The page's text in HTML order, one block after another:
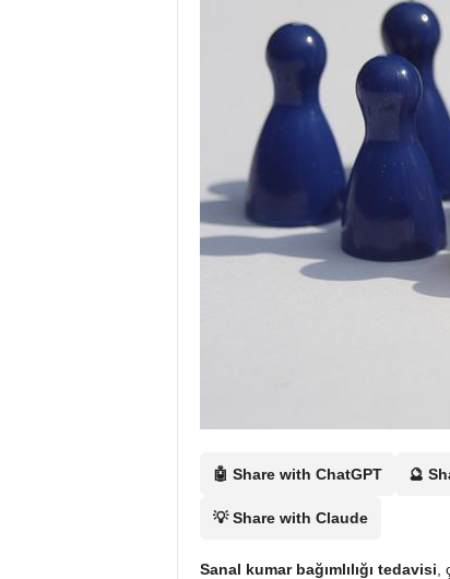
🤖 Share with ChatGPT 🔮
💡 Share with Claude
Sanal kumar bağımlılığı tedavisi